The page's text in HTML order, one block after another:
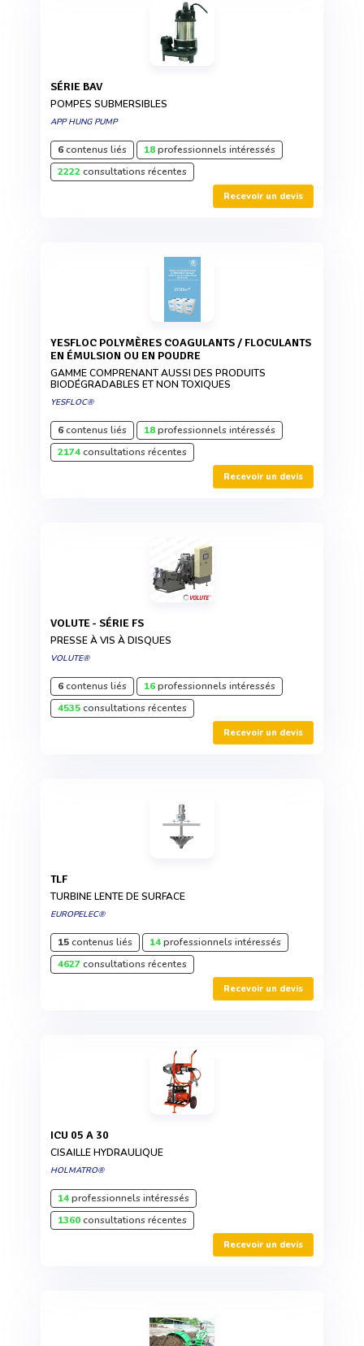
SÉRIE BAV
POMPES SUBMERSIBLES
APP HUNG PUMP
6contenus liés 18professionnels intéressés
2222consultations récentes
Recevoir un devis
YESFLOC POLYMÈRES COAGULANTS / FLOCULANTS
EN ÉMULSION OU EN POUDRE
GAMME COMPRENANT AUSSI DES PRODUITS
BIODÉGRADABLES ET NON TOXIQUES
YESFLOC®
6contenus liés 18professionnels intéressés
2174consultations récentes
Recevoir un devis
VOLUTE - SÉRIE FS
PRESSE À VIS À DISQUES
VOLUTE®
6contenus liés 16professionnels intéressés
4535consultations récentes
Recevoir un devis
TLF
TURBINE LENTE DE SURFACE
EUROPELEC®
15contenus liés 14professionnels intéressés
4627consultations récentes
Recevoir un devis
ICU 05 A 30
CISAILLE HYDRAULIQUE
HOLMATRO®
14professionnels intéressés
1360consultations récentes
Recevoir un devis